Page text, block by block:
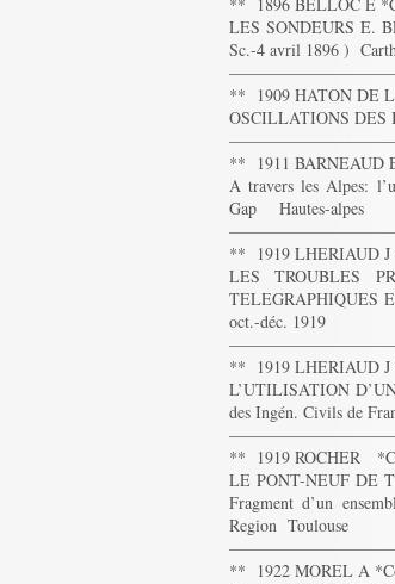
LES SONDEURS E.
Sc.-4 avril 1896 )
** 1909 HATON
OSCILLATIONS DES
** 1911
A travers les Alpes:
Gap Hautes-alpes
** 1919 LHERIAUD
LES TROUBLES
TELEGRAPHIQUES
oct.-déc. 1919
** 1919 LHERIAUD
L’UTILISATION
des Ingén. Civils de
** 1919 ROCHER
LE PONT-NEUF DE
Fragment d’un
Region Toulouse
** 1922 MOREL A